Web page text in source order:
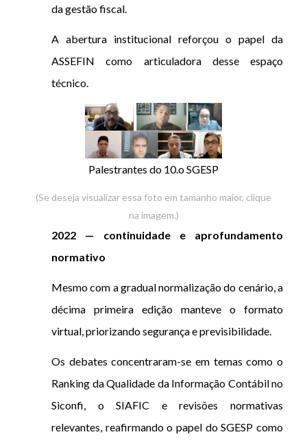
da gestão fiscal.
A abertura institucional reforçou o papel da
ASSEFIN como articuladora desse espaço
técnico.
Palestrantes do 10.o SGESP
(Se deseja visualizar essa foto em tamanho maior, clique
na imagem.)
2022 — continuidade e aprofundamento
normativo
Mesmo com a gradual normalização do cenário, a
décima primeira edição manteve o formato
virtual, priorizando segurança e previsibilidade.
Os debates concentraram-se em temas como o
Ranking da Qualidade da Informação Contábil no
Siconfi, o SIAFIC e revisões normativas
relevantes, reafirmando o papel do SGESP como